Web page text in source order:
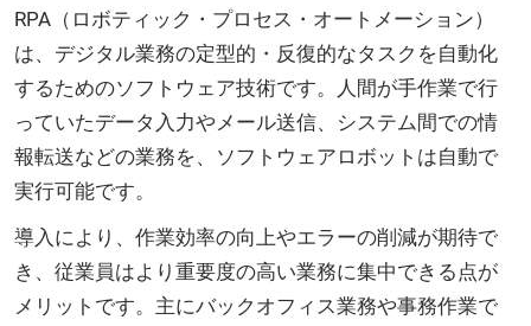
RPA（ロボティック・プロセス・オートメーション）
は、デジタル業務の定型的・反復的なタスクを自動化
するためのソフトウェア技術です。人間が手作業で行
っていたデータ入力やメール送信、システム間での情
報転送などの業務を、ソフトウェアロボットは自動で
実行可能です。
導入により、作業効率の向上やエラーの削減が期待で
き、従業員はより重要度の高い業務に集中できる点が
メリットです。主にバックオフィス業務や事務作業で